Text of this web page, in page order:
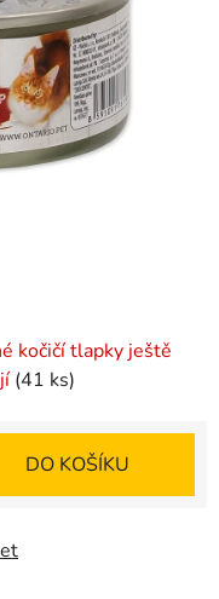
kočičí tlapky ještě
(41 ks)
DO KOŠÍKU